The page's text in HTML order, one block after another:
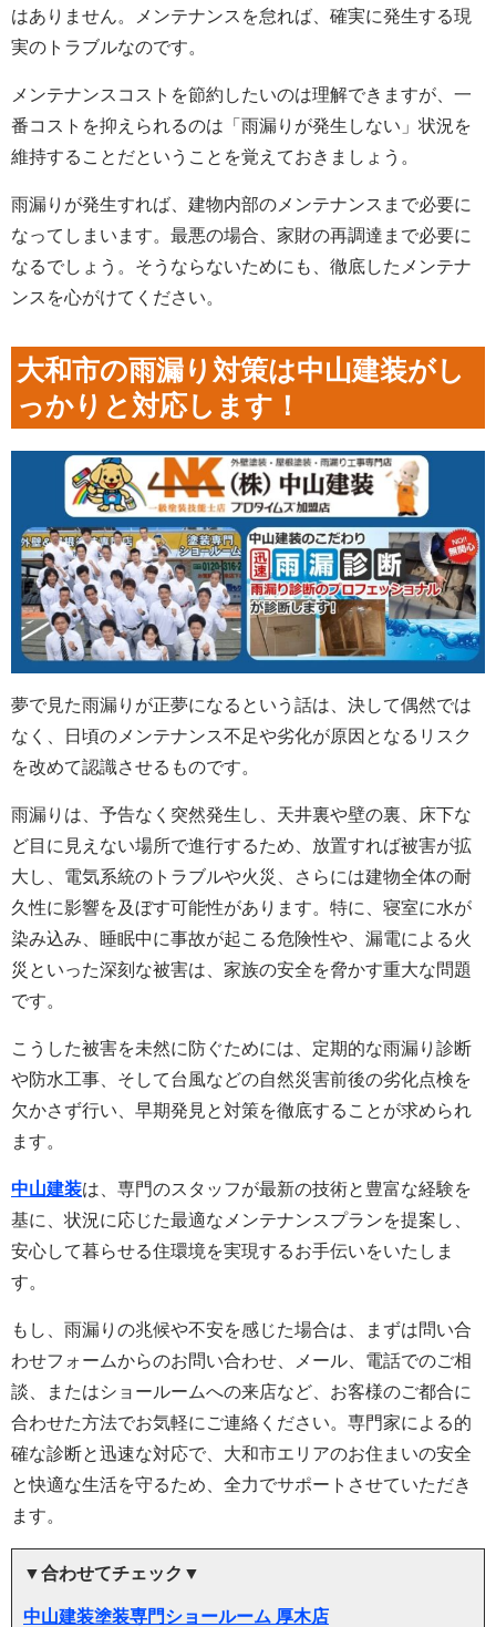
はありません。メンテナンスを怠れば、確実に発生する現
実のトラブルなのです。
メンテナンスコストを節約したいのは理解できますが、一
番コストを抑えられるのは「雨漏りが発生しない」状況を
維持することだということを覚えておきましょう。
雨漏りが発生すれば、建物内部のメンテナンスまで必要に
なってしまいます。最悪の場合、家財の再調達まで必要に
なるでしょう。そうならないためにも、徹底したメンテナ
ンスを心がけてください。
大和市の雨漏り対策は中山建装がし
っかりと対応します！
夢で見た雨漏りが正夢になるという話は、決して偶然では
なく、日頃のメンテナンス不足や劣化が原因となるリスク
を改めて認識させるものです。
雨漏りは、予告なく突然発生し、天井裏や壁の裏、床下な
ど目に見えない場所で進行するため、放置すれば被害が拡
大し、電気系統のトラブルや火災、さらには建物全体の耐
久性に影響を及ぼす可能性があります。特に、寝室に水が
染み込み、睡眠中に事故が起こる危険性や、漏電による火
災といった深刻な被害は、家族の安全を脅かす重大な問題
です。
こうした被害を未然に防ぐためには、定期的な雨漏り診断
や防水工事、そして台風などの自然災害前後の劣化点検を
欠かさず行い、早期発見と対策を徹底することが求められ
ます。
中山建装は、専門のスタッフが最新の技術と豊富な経験を
基に、状況に応じた最適なメンテナンスプランを提案し、
安心して暮らせる住環境を実現するお手伝いをいたしま
す。
もし、雨漏りの兆候や不安を感じた場合は、まずは問い合
わせフォームからのお問い合わせ、メール、電話でのご相
談、またはショールームへの来店など、お客様のご都合に
合わせた方法でお気軽にご連絡ください。専門家による的
確な診断と迅速な対応で、大和市エリアのお住まいの安全
と快適な生活を守るため、全力でサポートさせていただき
ます。
▼合わせてチェック▼
中山建装塗装専門ショールーム 厚木店